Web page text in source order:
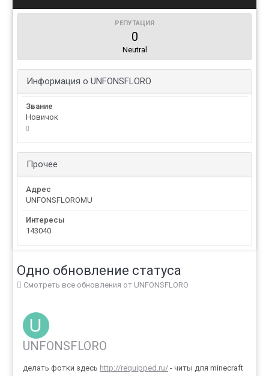
РЕПУТАЦИЯ
0
Neutral
Информация о UNFONSFLORO
Звание
Новичок
Прочее
Адрес
UNFONSFLOROMU
Интересы
143040
Одно обновление статуса
Смотреть все обновления от UNFONSFLORO
UNFONSFLORO
делать фотки здесь http://requipped.ru/ - читы для minecraft